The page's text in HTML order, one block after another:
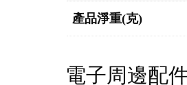
產品淨重(克)
電子周邊配